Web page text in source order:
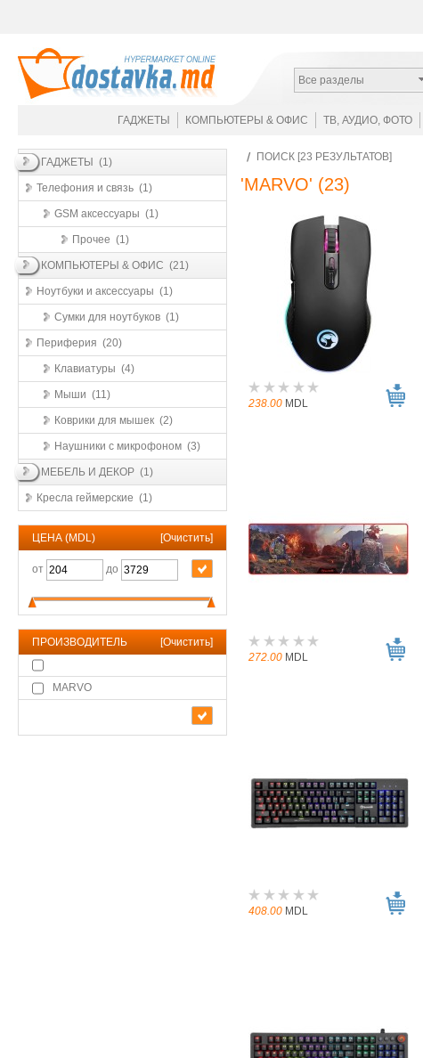
Все разделы
ГАДЖЕТЫ КОМПЬЮТЕРЫ & ОФИС ТВ, АУДИО, ФОТО
ГАДЖЕТЫ (1)
Телефония и связь (1)
GSM аксессуары (1)
Прочее (1)
КОМПЬЮТЕРЫ & ОФИС (21)
Ноутбуки и аксессуары (1)
Сумки для ноутбуков (1)
Периферия (20)
Клавиатуры (4)
Мыши (11)
Коврики для мышек (2)
Наушники с микрофоном (3)
МЕБЕЛЬ И ДЕКОР (1)
Кресла геймерские (1)
ЦЕНА (MDL) [Очистить]
от до
ПРОИЗВОДИТЕЛЬ [Очистить]
MARVO
ПОИСК [23 РЕЗУЛЬТАТОВ]
'MARVO' (23)
238.00 MDL
272.00 MDL
408.00 MDL